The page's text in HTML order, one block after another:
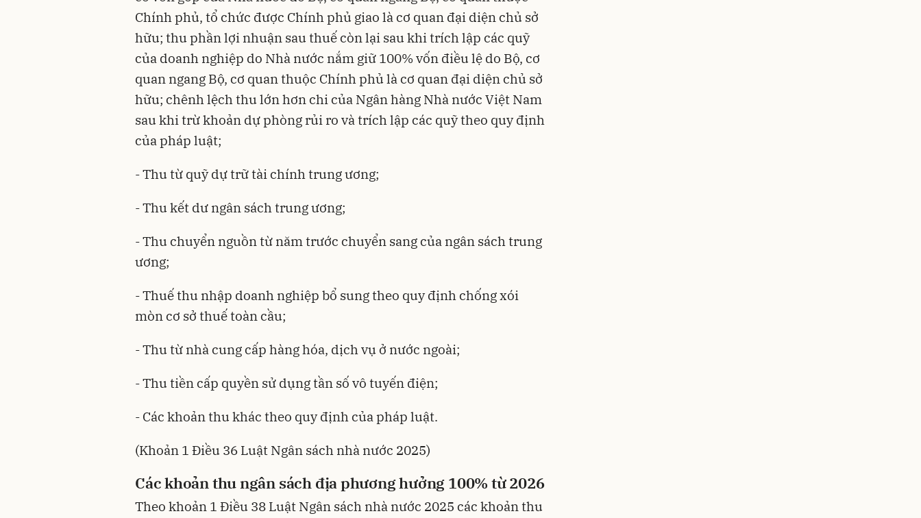
Chính phủ, tổ chức được Chính phủ giao là cơ quan đại diện chủ sở
hữu; thu phần lợi nhuận sau thuế còn lại sau khi trích lập các quỹ
của doanh nghiệp do Nhà nước nắm giữ 100% vốn điều lệ do Bộ, cơ
quan ngang Bộ, cơ quan thuộc Chính phủ là cơ quan đại diện chủ sở
hữu; chênh lệch thu lớn hơn chi của Ngân hàng Nhà nước Việt Nam
sau khi trừ khoản dự phòng rủi ro và trích lập các quỹ theo quy định
của pháp luật;
- Thu từ quỹ dự trữ tài chính trung ương;
- Thu kết dư ngân sách trung ương;
- Thu chuyển nguồn từ năm trước chuyển sang của ngân sách trung
ương;
- Thuế thu nhập doanh nghiệp bổ sung theo quy định chống xói
mòn cơ sở thuế toàn cầu;
- Thu từ nhà cung cấp hàng hóa, dịch vụ ở nước ngoài;
- Thu tiền cấp quyền sử dụng tần số vô tuyến điện;
- Các khoản thu khác theo quy định của pháp luật.
(Khoản 1 Điều 36 Luật Ngân sách nhà nước 2025)
Các khoản thu ngân sách địa phương hưởng 100% từ 2026
Theo khoản 1 Điều 38 Luật Ngân sách nhà nước 2025 các khoản thu